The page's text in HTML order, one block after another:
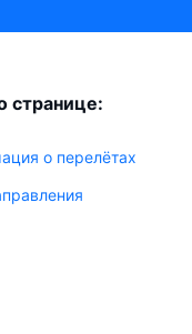
странице:
о перелётах